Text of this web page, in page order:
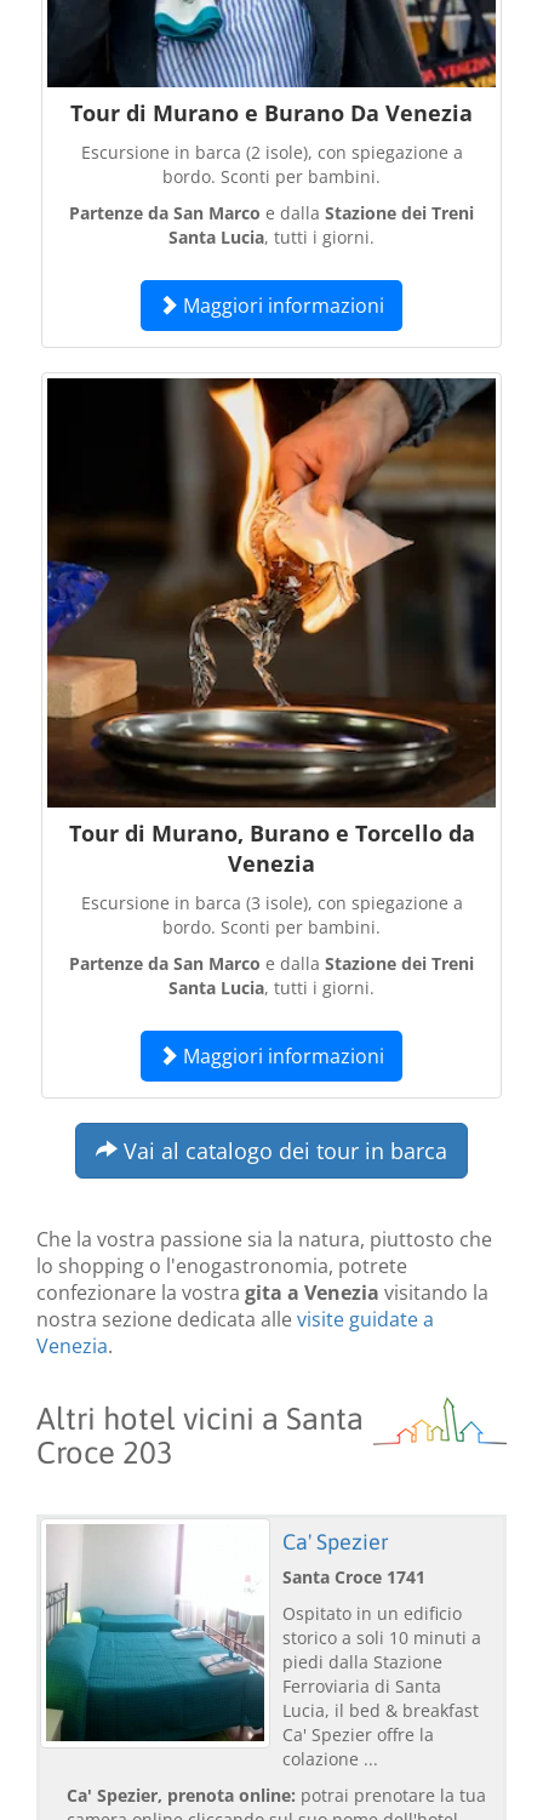
Tour di Murano e Burano Da Venezia
Escursione in barca (2 isole), con spiegazione a
bordo. Sconti per bambini.
Partenze da San Marco e dalla Stazione dei Treni
Santa Lucia, tutti i giorni.
Maggiori informazioni
Tour di Murano, Burano e Torcello da
Venezia
Escursione in barca (3 isole), con spiegazione a
bordo. Sconti per bambini.
Partenze da San Marco e dalla Stazione dei Treni
Santa Lucia, tutti i giorni.
Maggiori informazioni
Vai al catalogo dei tour in barca
Che la vostra passione sia la natura, piuttosto che
lo shopping o l'enogastronomia, potrete
confezionare la vostra gita a Venezia visitando la
nostra sezione dedicata allevisite guidate a
Venezia.
Altri hotel vicini a Santa
Croce 203
Ca' Spezier
Santa Croce 1741
Ospitato in un edificio
storico a soli 10 minuti a
piedi dalla Stazione
Ferroviaria di Santa
Lucia, il bed & breakfast
Ca' Spezier offre la
colazione ...
Ca' Spezier, prenota online: potrai prenotare la tua